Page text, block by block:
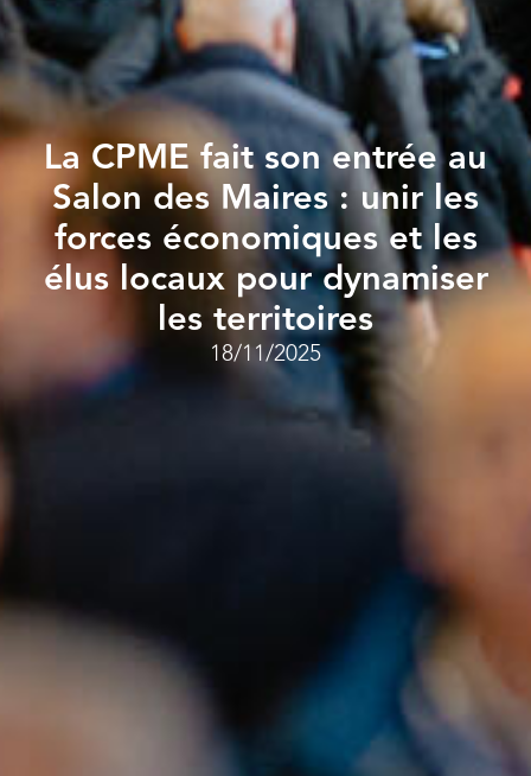
La CPME fait son entrée au
Salon des Maires : unir les
forces économiques et les
élus locaux pour dynamiser
les territoires
18/11/2025